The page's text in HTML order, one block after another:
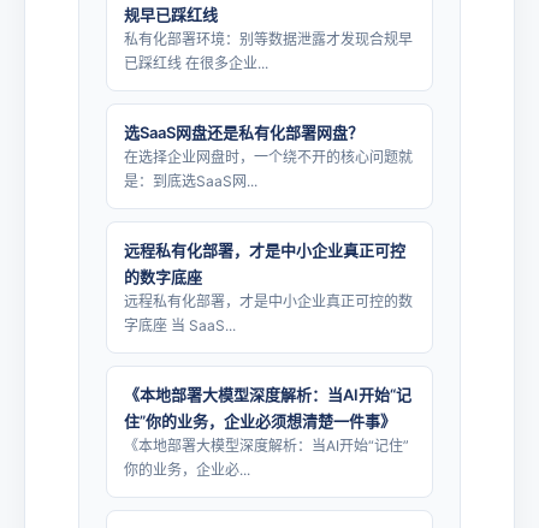
规早已踩红线
私有化部署环境：别等数据泄露才发现合规早
已踩红线 在很多企业...
选SaaS网盘还是私有化部署网盘？
在选择企业网盘时，一个绕不开的核心问题就
是：到底选SaaS网...
远程私有化部署，才是中小企业真正可控
的数字底座
远程私有化部署，才是中小企业真正可控的数
字底座 当 SaaS...
《本地部署大模型深度解析：当AI开始“记
住”你的业务，企业必须想清楚一件事》
《本地部署大模型深度解析：当AI开始“记住”
你的业务，企业必...